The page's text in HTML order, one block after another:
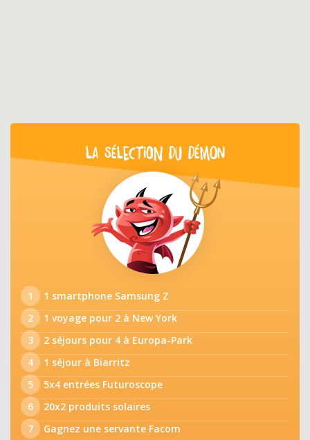
LA SÉLECTION DU DÉMON
1
1 smartphone Samsung Z
2
1 voyage pour 2 à New York
3
2 séjours pour 4 à Europa-Park
4
1 séjour à Biarritz
5
5x4 entrées Futuroscope
6
20x2 produits solaires
7
Gagnez une servante Facom